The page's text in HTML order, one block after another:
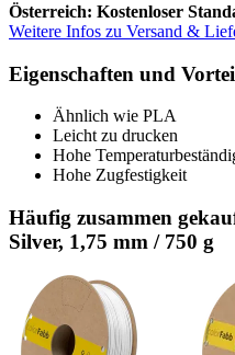
Österreich: Kostenloser
Weitere Infos zu Versand &
Eigenschaften und
Ähnlich wie PLA
Leicht zu drucken
Hohe
Hohe Zugfestigkeit
Häufig zusammen
Silver, 1,75 mm / 750 g